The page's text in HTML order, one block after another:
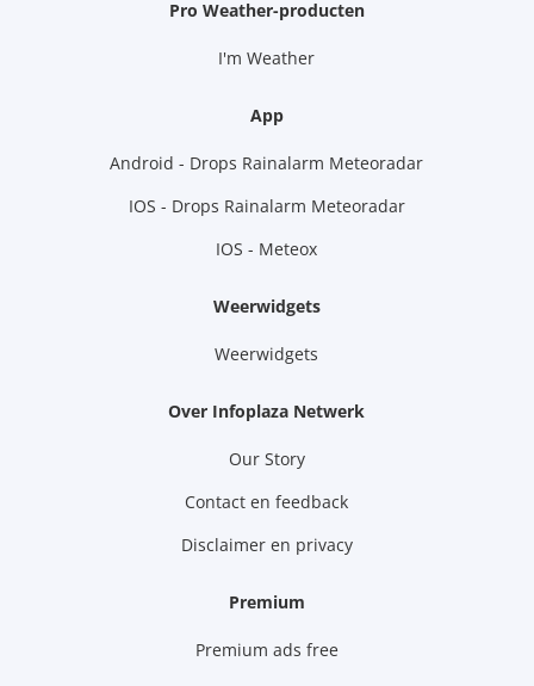
Pro Weather-producten
I'm Weather
App
Android - Drops Rainalarm Meteoradar
IOS - Drops Rainalarm Meteoradar
IOS - Meteox
Weerwidgets
Weerwidgets
Over Infoplaza Netwerk
Our Story
Contact en feedback
Disclaimer en privacy
Premium
Premium ads free